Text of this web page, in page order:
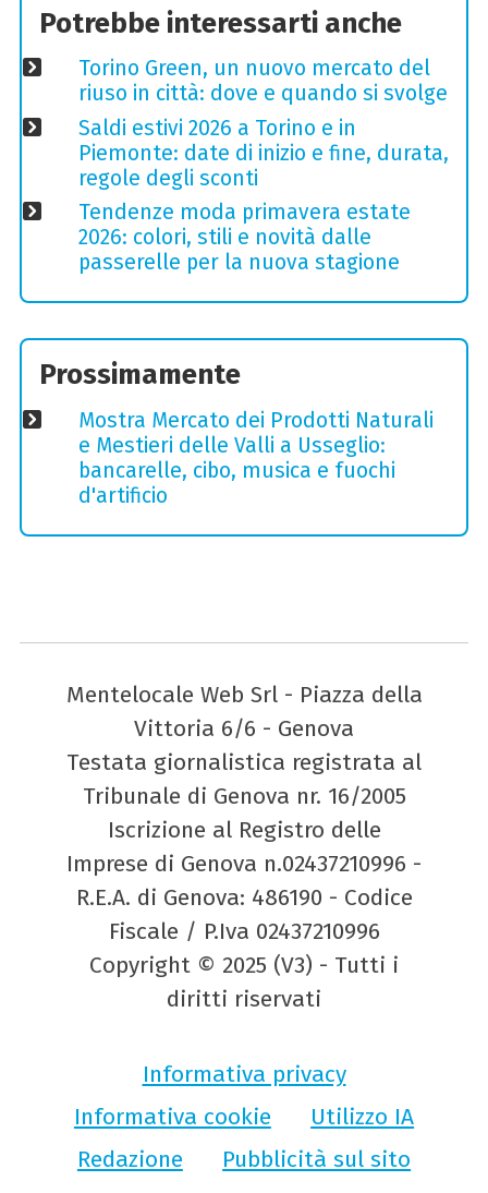
Potrebbe interessarti anche
Torino Green, un nuovo mercato del
riuso in città: dove e quando si svolge
Saldi estivi 2026 a Torino e in
Piemonte: date di inizio e fine, durata,
regole degli sconti
Tendenze moda primavera estate
2026: colori, stili e novità dalle
passerelle per la nuova stagione
Prossimamente
Mostra Mercato dei Prodotti Naturali
e Mestieri delle Valli a Usseglio:
bancarelle, cibo, musica e fuochi
d'artificio
Mentelocale Web Srl - Piazza della
Vittoria 6/6 - Genova
Testata giornalistica registrata al
Tribunale di Genova nr. 16/2005
Iscrizione al Registro delle
Imprese di Genova n.02437210996 -
R.E.A. di Genova: 486190 - Codice
Fiscale / P.Iva 02437210996
Copyright © 2025 (V3) - Tutti i
diritti riservati
Informativa privacy
Informativa cookie
Utilizzo IA
Redazione
Pubblicità sul sito